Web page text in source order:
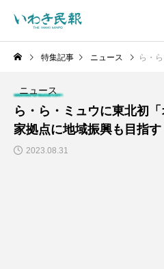
特集記事 ニュース ら・ら・ミ
ニュース
ら・ら・ミュウに東北初
家拠点に地域振興も目指す
2023.08.31